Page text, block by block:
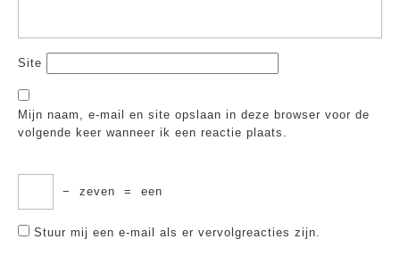
Site
Mijn naam, e-mail en site opslaan in deze browser voor de
volgende keer wanneer ik een reactie plaats.
− zeven = een
Stuur mij een e-mail als er vervolgreacties zijn.